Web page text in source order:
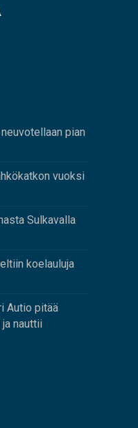
pian
vuoksi
Sulkavalla
koelauluja
Autio pitää
nauttii